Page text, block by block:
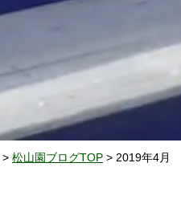
> 松山園ブログTOP > 2019年4月